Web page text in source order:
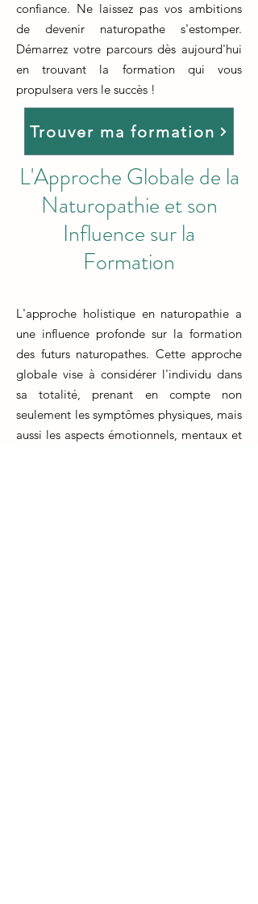
confiance. Ne laissez pas vos ambitions
de devenir naturopathe s'estomper.
Démarrez votre parcours dès aujourd'hui
en trouvant la formation qui vous
propulsera vers le succès !
Trouver ma formation
L'Approche Globale de la
Naturopathie et son
Influence sur la
Formation
L'approche holistique en naturopathie a
une influence profonde sur la formation
des futurs naturopathes. Cette approche
globale vise à considérer l'individu dans
sa totalité, prenant en compte non
seulement les symptômes physiques, mais
aussi les aspects émotionnels, mentaux et